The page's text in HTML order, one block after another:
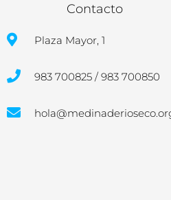
Contacto
Plaza Mayor, 1
983 700825 / 983 700850